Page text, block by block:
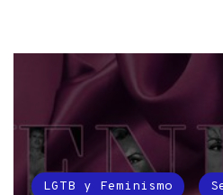
LGTB y Feminismo